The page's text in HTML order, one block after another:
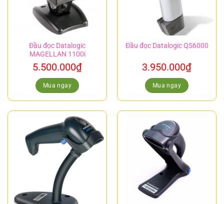
Đầu đọc Datalogic
MAGELLAN 1100i
5.500.000₫
Mua ngay
Đầu đọc Datalogic QS6000
3.950.000₫
Mua ngay